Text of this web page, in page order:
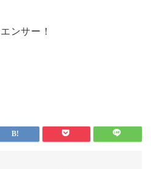
ンサー！